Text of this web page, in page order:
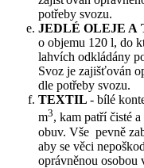
potřeby svozu.
JEDLÉ OLEJE A
o objemu 120 l, do
lahvích odkládány
Svoz je zajišťován
dle potřeby svozu.
TEXTIL - bílé
m3, kam patří čisté
obuv. Vše pevně
aby se věci
oprávněnou osobou